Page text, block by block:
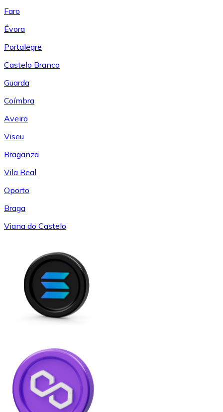
Faro
Évora
Portalegre
Castelo Branco
Guarda
Coímbra
Aveiro
Viseu
Braganza
Vila Real
Oporto
Braga
Viana do Castelo